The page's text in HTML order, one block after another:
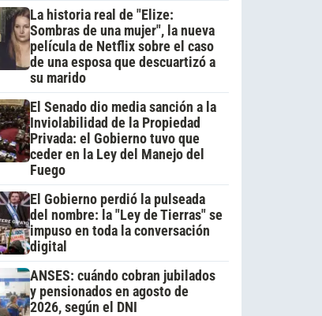
La historia real de "Elize:
Sombras de una mujer", la nueva
película de Netflix sobre el caso
de una esposa que descuartizó a
su marido
El Senado dio media sanción a la
Inviolabilidad de la Propiedad
Privada: el Gobierno tuvo que
ceder en la Ley del Manejo del
Fuego
El Gobierno perdió la pulseada
del nombre: la "Ley de Tierras" se
impuso en toda la conversación
digital
ANSES: cuándo cobran jubilados
y pensionados en agosto de
2026, según el DNI